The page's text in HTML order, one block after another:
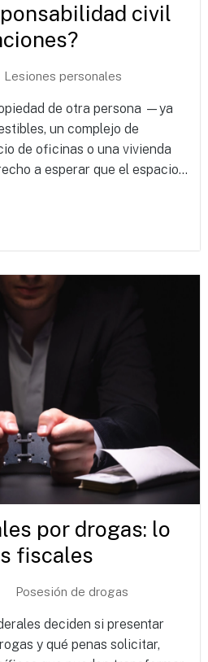
civil
Lesiones personales
de otra persona —ya
un complejo de
de oficinas o una vivienda
a esperar que el espacio...
por drogas: lo
fiscales
Posesión de drogas
deciden si presentar
y qué penas solicitar,